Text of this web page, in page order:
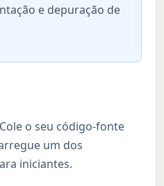
e depuração de
Cole o seu código-fonte
um dos
iniciantes.